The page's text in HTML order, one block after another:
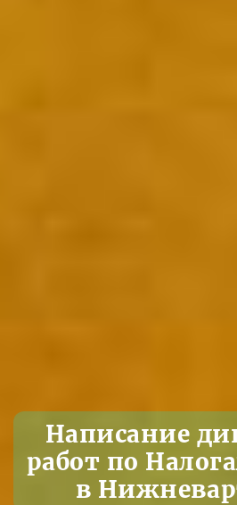
Написание
работ по
в